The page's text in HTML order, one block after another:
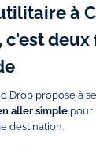
à
deux
Drop propose à
aller simple pour
destination.